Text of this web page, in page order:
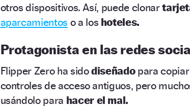
otros dispositivos. Así, puede clonar
aparcamientos o a los hoteles.
Protagonista en las redes
Flipper Zero ha sidodiseñadopara
controles de acceso antiguos, pero
usándolo para hacer el mal.